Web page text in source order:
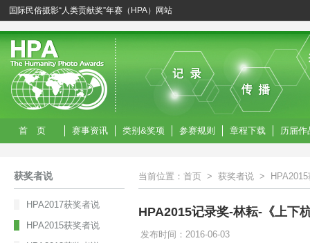
国际民俗摄影“人类贡献奖”年赛（HPA）网站
首 页 赛事资讯 类别&奖项 参赛规则 章程下载 历届作
获奖者说
HPA2017获奖者说
HPA2015获奖者说
当前位置： 首页 > 获奖者说 >
HPA2015记录奖-林耘-《上下
发布时间：2016-06-03